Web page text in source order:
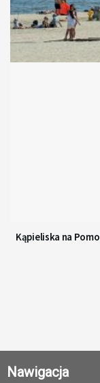
Kąpieliska na
Nawigacja